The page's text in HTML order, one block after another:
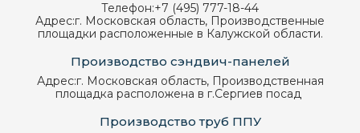
Телефон:+7 (495) 777-18-44
Адрес:г. Московская область, Производственные
площадки расположенные в Калужской области.
Производство сэндвич-панелей
Адрес:г. Московская область, Производственная
площадка расположена в г.Сергиев посад
Производство труб ППУ